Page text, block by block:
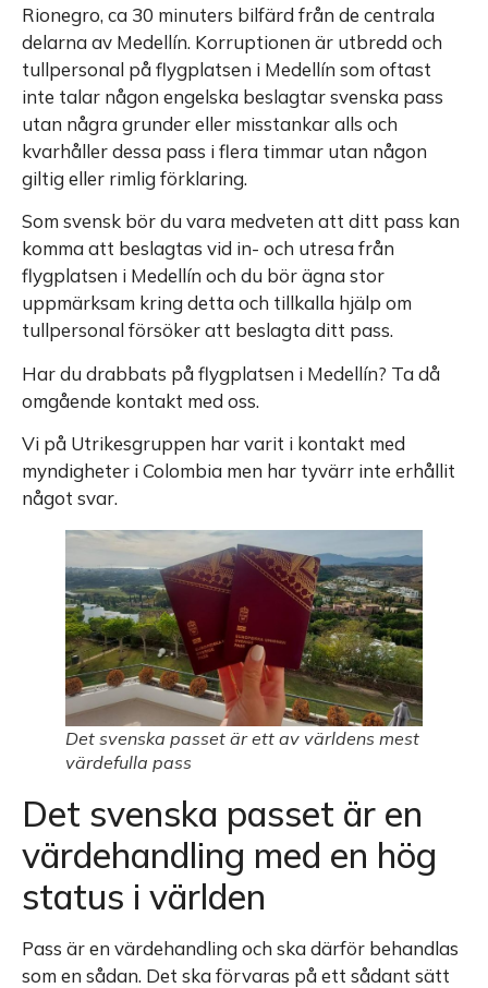
Rionegro, ca 30 minuters bilfärd från de centrala
delarna av Medellín. Korruptionen är utbredd och
tullpersonal på flygplatsen i Medellín som oftast
inte talar någon engelska beslagtar svenska pass
utan några grunder eller misstankar alls och
kvarhåller dessa pass i flera timmar utan någon
giltig eller rimlig förklaring.
Som svensk bör du vara medveten att ditt pass kan
komma att beslagtas vid in- och utresa från
flygplatsen i Medellín och du bör ägna stor
uppmärksam kring detta och tillkalla hjälp om
tullpersonal försöker att beslagta ditt pass.
Har du drabbats på flygplatsen i Medellín? Ta då
omgående kontakt med oss.
Vi på Utrikesgruppen har varit i kontakt med
myndigheter i Colombia men har tyvärr inte erhållit
något svar.
Det svenska passet är ett av världens mest
värdefulla pass
Det svenska passet är en
värdehandling med en hög
status i världen
Pass är en värdehandling och ska därför behandlas
som en sådan. Det ska förvaras på ett sådant sätt